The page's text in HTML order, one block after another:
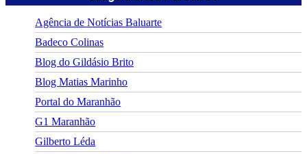
Agência de Notícias Baluarte
Badeco Colinas
Blog do Gildásio Brito
Blog Matias Marinho
Portal do Maranhão
G1 Maranhão
Gilberto Léda